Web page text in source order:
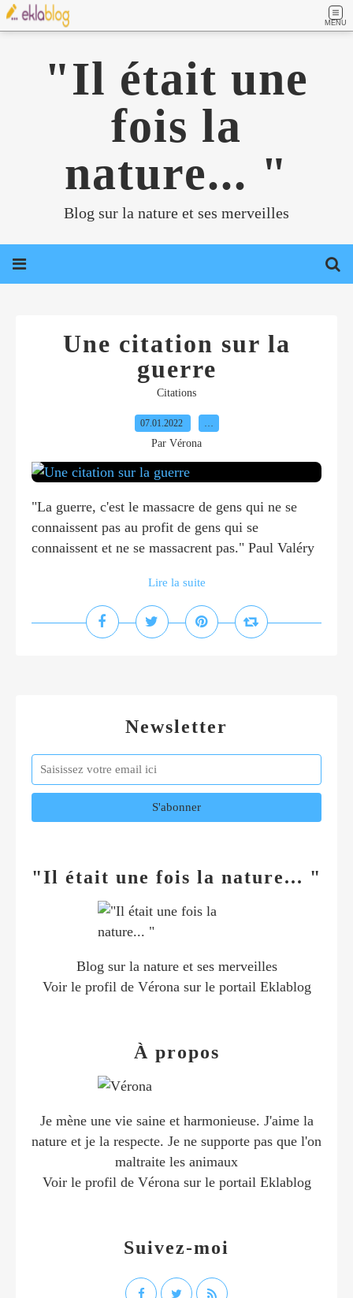
MENU
"Il était une
fois la
nature... "
Blog sur la nature et ses merveilles
Une citation sur la
guerre
Citations
07.01.2022 …
Par Vérona
"La guerre, c'est le massacre de gens qui ne se
connaissent pas au profit de gens qui se
connaissent et ne se massacrent pas." Paul Valéry
Lire la suite
Newsletter
"Il était une fois la nature... "
Blog sur la nature et ses merveilles
Voir le profil de Véronasur le portail Eklablog
Suivez-moi
À propos
Je mène une vie saine et harmonieuse. J'aime la
nature et je la respecte. Je ne supporte pas que l'on
maltraite les animaux
Voir le profil de Véronasur le portail Eklablog